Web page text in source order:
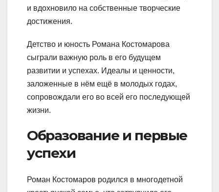
и вдохновило на собственные творческие
достижения.
Детство и юность Романа Костомарова
сыграли важную роль в его будущем
развитии и успехах. Идеалы и ценности,
заложенные в нём ещё в молодых годах,
сопровождали его во всей его последующей
жизни.
Образование и первые
успехи
Роман Костомаров родился в многодетной